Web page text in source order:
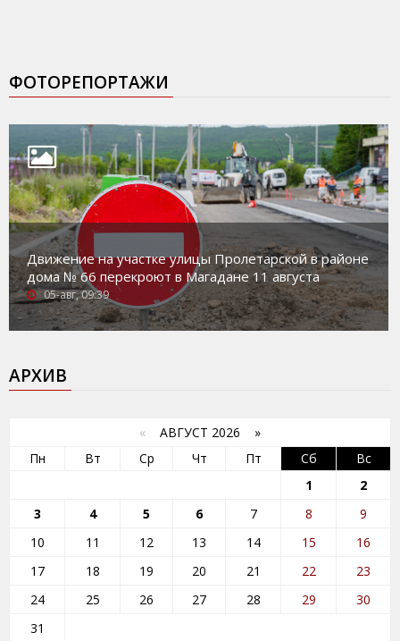
ФОТОРЕПОРТАЖИ
Движение на участке улицы Пролетарской в районе
дома № 66 перекроют в Магадане 11 августа
05-авг, 09:39
АРХИВ
« АВГУСТ 2026 »
Пн
Вт Ср Чт Пт Сб
Вс
1
2
3
4 5 6 7 8
9
10
11 12 13 14 15
16
17
18 19 20 21 22
23
24
25 26 27 28 29
30
31